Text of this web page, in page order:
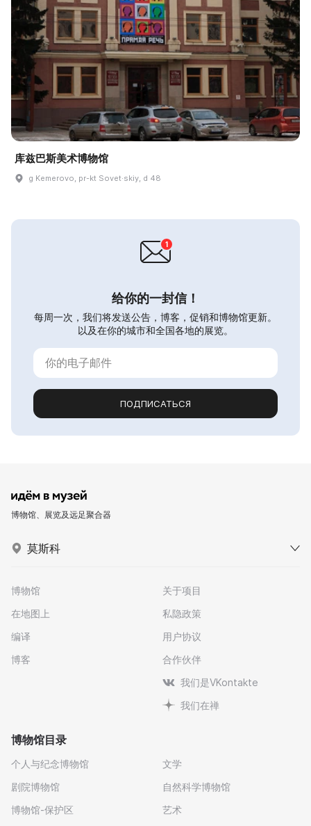
库兹巴斯美术博物馆
g Kemerovo, pr-kt Sovet·skiy, d 48
给你的一封信！
每周一次，我们将发送公告，博客，促销和博物馆更新。
以及在你的城市和全国各地的展览。
ПОДПИСАТЬСЯ
博物馆、展览及远足聚合器
莫斯科
博物馆
在地图上
编译
博客
关于项目
私隐政策
用户协议
合作伙伴
我们是VKontakte
我们在禅
博物馆目录
个人与纪念博物馆
剧院博物馆
博物馆-保护区
文学
自然科学博物馆
艺术